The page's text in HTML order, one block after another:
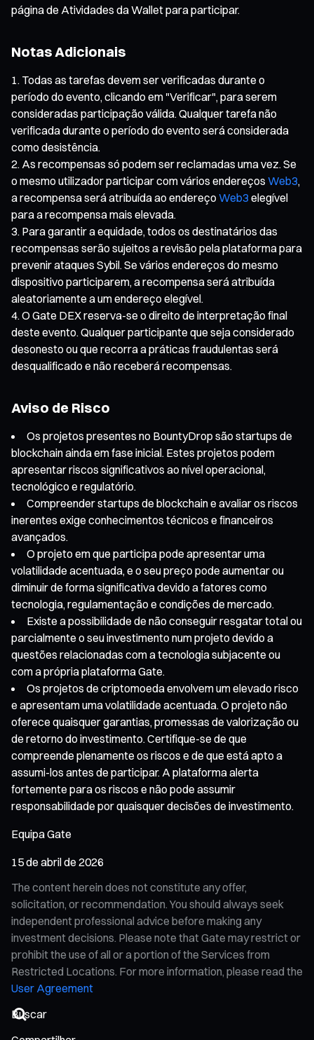
página de Atividades da Wallet para participar.
Notas Adicionais
Todas as tarefas devem ser verificadas durante o
período do evento, clicando em "Verificar", para serem
consideradas participação válida. Qualquer tarefa não
verificada durante o período do evento será considerada
como desistência.
As recompensas só podem ser reclamadas uma vez. Se
o mesmo utilizador participar com vários endereços Web3,
a recompensa será atribuída ao endereçoWeb3 elegível
para a recompensa mais elevada.
Para garantir a equidade, todos os destinatários das
recompensas serão sujeitos a revisão pela plataforma para
prevenir ataques Sybil. Se vários endereços do mesmo
dispositivo participarem, a recompensa será atribuída
aleatoriamente a um endereço elegível.
O Gate DEX reserva-se o direito de interpretação final
deste evento. Qualquer participante que seja considerado
desonesto ou que recorra a práticas fraudulentas será
desqualificado e não receberá recompensas.
Aviso de Risco
Os projetos presentes no BountyDrop são startups de
blockchain ainda em fase inicial. Estes projetos podem
apresentar riscos significativos ao nível operacional,
tecnológico e regulatório.
Compreender startups de blockchain e avaliar os riscos
inerentes exige conhecimentos técnicos e financeiros
avançados.
O projeto em que participa pode apresentar uma
volatilidade acentuada, e o seu preço pode aumentar ou
diminuir de forma significativa devido a fatores como
tecnologia, regulamentação e condições de mercado.
Existe a possibilidade de não conseguir resgatar total ou
parcialmente o seu investimento num projeto devido a
questões relacionadas com a tecnologia subjacente ou
com a própria plataforma Gate.
Os projetos de criptomoeda envolvem um elevado risco
e apresentam uma volatilidade acentuada. O projeto não
oferece quaisquer garantias, promessas de valorização ou
de retorno do investimento. Certifique-se de que
compreende plenamente os riscos e de que está apto a
assumi-los antes de participar. A plataforma alerta
fortemente para os riscos e não pode assumir
responsabilidade por quaisquer decisões de investimento.
Equipa Gate
15 de abril de 2026
The content herein does not constitute any offer,
solicitation, or recommendation. You should always seek
independent professional advice before making any
investment decisions. Please note that Gate may restrict or
prohibit the use of all or a portion of the Services from
Restricted Locations. For more information, please read the
User Agreement